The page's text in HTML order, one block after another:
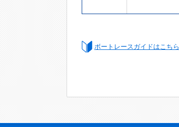
ボートレースガイドはこちら